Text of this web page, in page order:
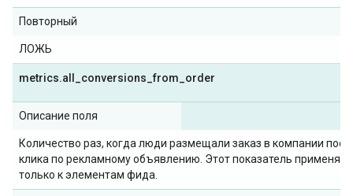
Повторный
ЛОЖЬ
metrics.all conversions _from order
Описание поля
Количество раз, когда люди размещали заказ в компании
клика по рекламному объявлению. Этот показатель
только к элементам фида.